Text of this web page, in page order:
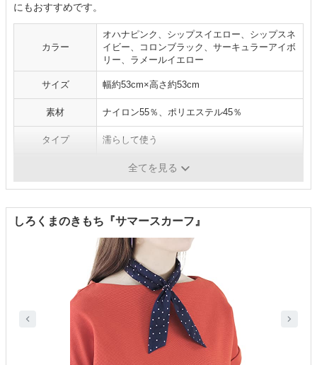
にもおすすめです。
カラー
オハナピンク、シップスイエロー、シップスネ
イビー、コロンブラック、サーキュラーアイボ
リー、ラメールイエロー
サイズ 幅約53cm×高さ約53cm
素材 ナイロン55％、ポリエステル45％
タイプ 濡らして使う
洗濯機洗い全てを見る
しろくまのきもち『サマースカーフ』